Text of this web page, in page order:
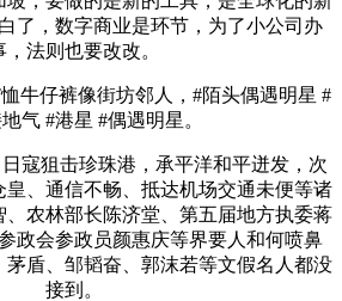
了，数字商业是环节，为了小公司办
，法则也要改改。
仔裤像街坊邻人，#陌头偶遇明星 #
气 #港星 #偶遇明星。
寇狙击珍珠港，承平洋和平迸发，次
皇、通信不畅、抵达机场交通未便等诸
、农林部长陈济堂、第五届地方执委蒋
政会参政员颜惠庆等界要人和何喷鼻
盾、邹韬奋、郭沫若等文假名人都没
接到。